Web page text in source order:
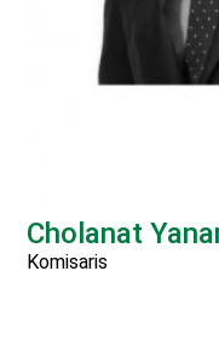
Cholanat
Komisaris